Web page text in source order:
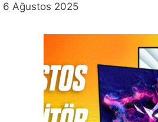
6 Ağustos 2025